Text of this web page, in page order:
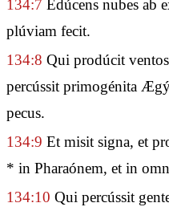
134:7 Edúcens nubes
plúviam fecit.
134:8 Qui prodúcit
percússit primogénita
pecus.
134:9 Et misit signa, et
* in Pharaónem, et in
134:10 Qui percússit